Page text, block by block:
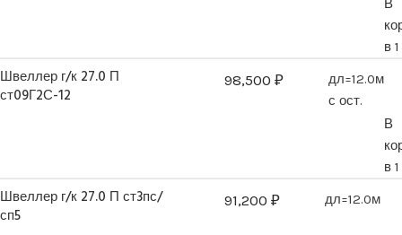
В
в
Швеллер г/к 27.0 П
ст09Г2С-12
98,500 ₽
дл=12.0м
с ост.
В
в
Швеллер г/к 27.0 П ст3пс/
сп5
91,200 ₽ дл=12.0м